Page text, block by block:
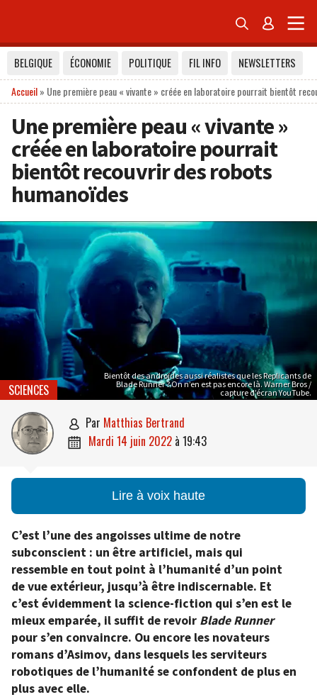
 
BELGIQUE ÉCONOMIE POLITIQUE FIL INFO
NEWSLETTERS
Accueil» Une première peau « vivante » créée en laboratoire pourrait bientôt
Une première peau « vivante »
créée en laboratoire pourrait
bientôt recouvrir des robots
humanoïdes
Bientôt des androïdes aussi réalistes que les Replicants de
Blade Runner ? On n’en est pas encore là. Warner Bros /
capture d’écran YouTube.
SCIENCES
 par Matthias Bertrand
 mardi 14 juin 2022 à 19:43
Lire à voix haute
C’est l’une des angoisses ultime de notre
subconscient : un être artificiel, mais qui
ressemble en tout point à l’humanité d’un point
de vue extérieur, jusqu’à être indiscernable. Et
c’est évidemment la science-fiction qui s’en est le
mieux emparée, il suffit de revoir Blade Runner
pour s’en convaincre. Ou encore les novateurs
romans d’Asimov, dans lesquels les serviteurs
robotiques de l’humanité se confondent de plus en
plus avec elle.